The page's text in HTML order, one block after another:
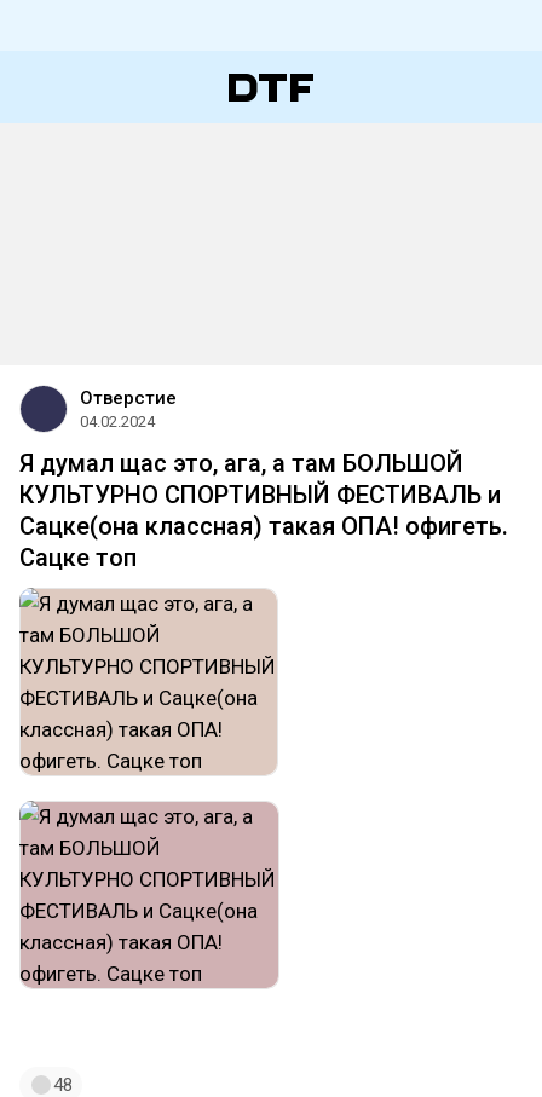
Отверстие
04.02.2024
Я думал щас это, ага, а там БОЛЬШОЙ
КУЛЬТУРНО СПОРТИВНЫЙ ФЕСТИВАЛЬ и
Сацке(она классная) такая ОПА! офигеть.
Сацке топ
48